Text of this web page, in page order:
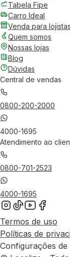
Tabela Fipe
Carro Ideal
Venda para lojistas
Quem somos
Nossas lojas
Blog
Dúvidas
Central de vendas
0800-200-2000
4000-1695
Atendimento ao
0800-701-2523
4000-1695
Termos de uso
Políticas de
Configurações de